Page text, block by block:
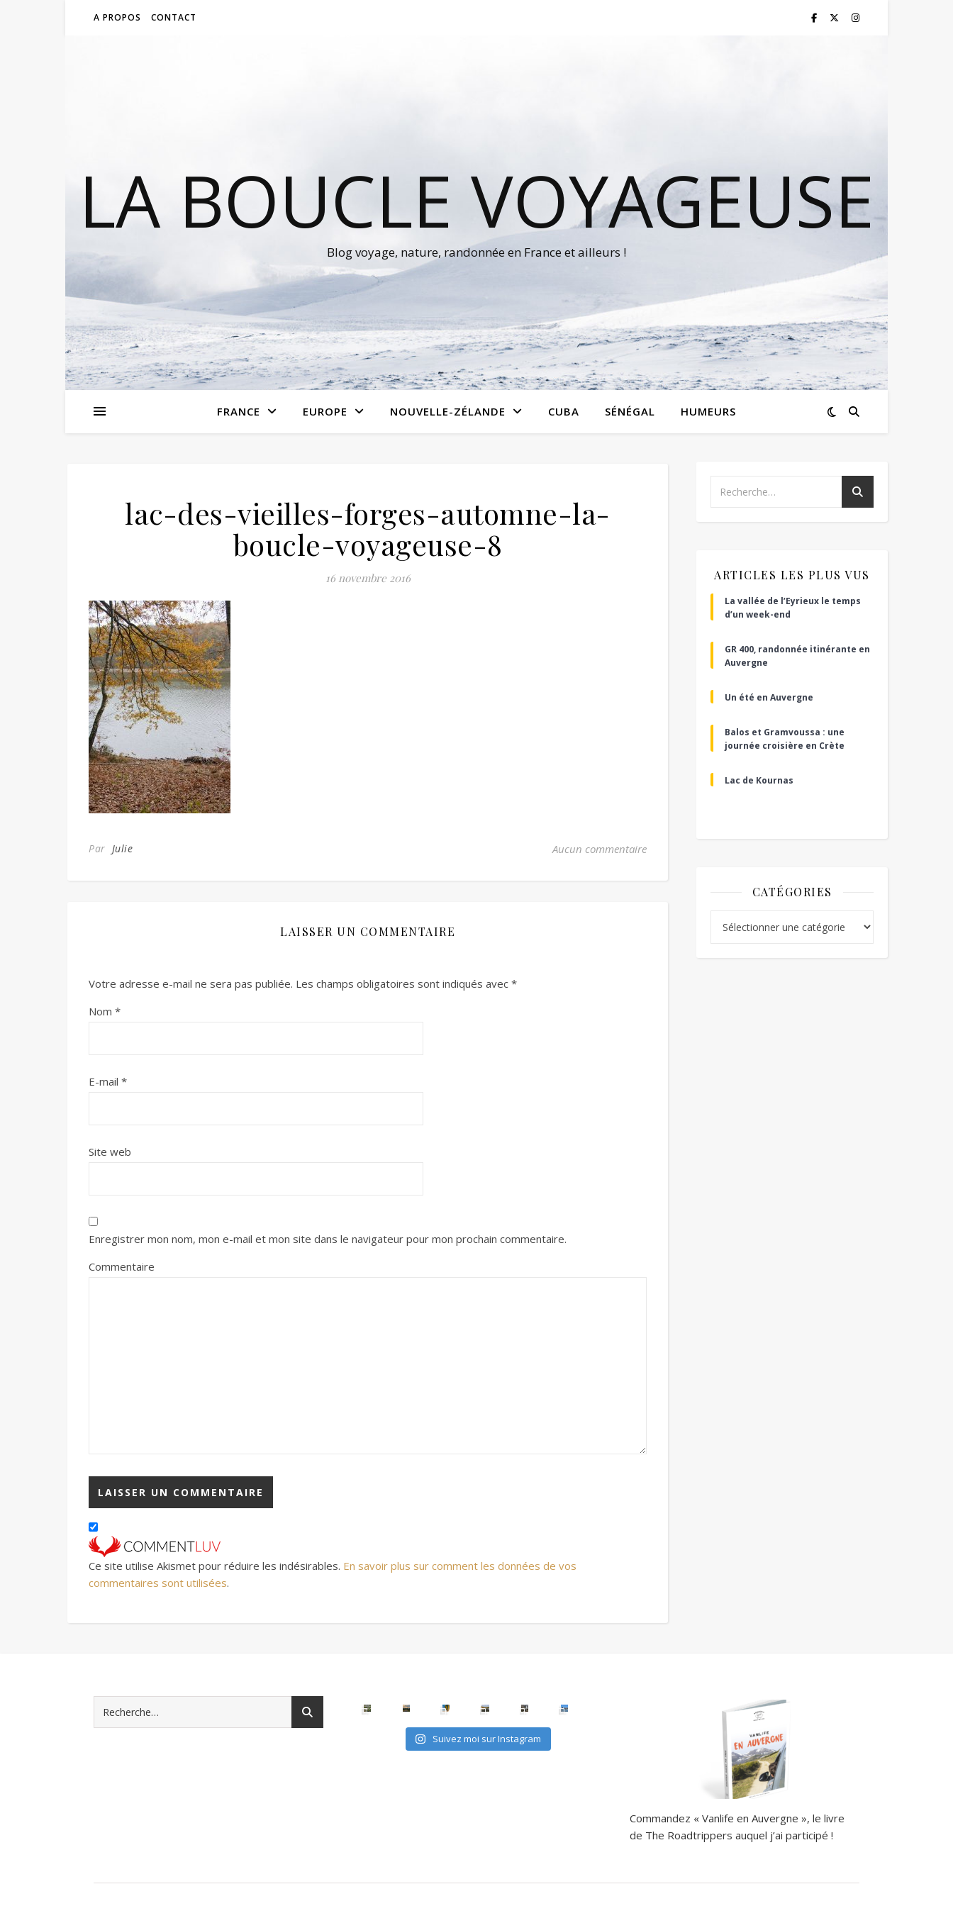
A PROPOS CONTACT
LA BOUCLE VOYAGEUSE
Blog voyage, nature, randonnée en France et ailleurs !
FRANCE EUROPE NOUVELLE-ZÉLANDE CUBA SÉNÉGAL HUMEURS
lac-des-vieilles-forges-automne-la-
boucle-voyageuse-8
16 novembre 2016
Par Julie Aucun commentaire
LAISSER UN COMMENTAIRE
Votre adresse e-mail ne sera pas publiée. Les champs obligatoires sont indiqués avec *
Nom *
E-mail *
Site web
Enregistrer mon nom, mon e-mail et mon site dans le navigateur pour mon prochain commentaire.
Commentaire
Ce site utilise Akismet pour réduire les indésirables. En savoir plus sur comment les données de vos
commentaires sont utilisées.
ARTICLES LES PLUS VUS
La vallée de l’Eyrieux le temps
d’un week-end
GR 400, randonnée itinérante en
Auvergne
Un été en Auvergne
Balos et Gramvoussa : une
journée croisière en Crète
Lac de Kournas
CATÉGORIES
Suivez moi sur Instagram
Commandez « Vanlife en Auvergne », le livre
de The Roadtrippers auquel j’ai participé !